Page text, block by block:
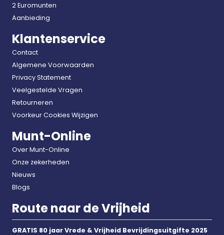
2 Euromunten
Aanbieding
Klantenservice
Contact
Algemene Voorwaarden
Privacy Statement
Veelgestelde Vragen
Retourneren
Voorkeur Cookies Wijzigen
Munt-Online
Over Munt-Online
Onze zekerheden
Nieuws
Blogs
Route naar de Vrijheid
GRATIS 80 jaar Vrede & Vrijheid Bevrijdingsuitgifte 2025